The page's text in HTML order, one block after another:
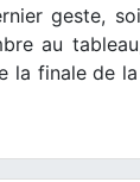
geste,
au
la finale de